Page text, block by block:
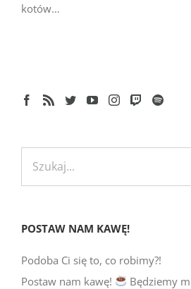
kotów…
POSTAW NAM KAWĘ!
Podoba Ci się to, co robimy?!
Postaw nam kawę!
Będziemy